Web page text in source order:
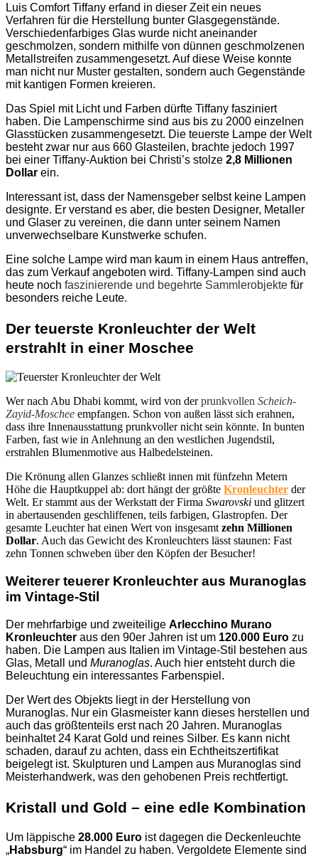
Luis Comfort Tiffany erfand in dieser Zeit ein neues
Verfahren für die Herstellung bunter Glasgegenstände.
Verschiedenfarbiges Glas wurde nicht aneinander
geschmolzen, sondern mithilfe von dünnen geschmolzenen
Metallstreifen zusammengesetzt. Auf diese Weise konnte
man nicht nur Muster gestalten, sondern auch Gegenstände
mit kantigen Formen kreieren.
Das Spiel mit Licht und Farben dürfte Tiffany fasziniert
haben. Die Lampenschirme sind aus bis zu 2000 einzelnen
Glasstücken zusammengesetzt. Die teuerste Lampe der Welt
besteht zwar nur aus 660 Glasteilen, brachte jedoch 1997
bei einer Tiffany-Auktion bei Christi’s stolze 2,8 Millionen
Dollar ein.
Interessant ist, dass der Namensgeber selbst keine Lampen
designte. Er verstand es aber, die besten Designer, Metaller
und Glaser zu vereinen, die dann unter seinem Namen
unverwechselbare Kunstwerke schufen.
Eine solche Lampe wird man kaum in einem Haus antreffen,
das zum Verkauf angeboten wird. Tiffany-Lampen sind auch
heute noch faszinierende und begehrte Sammlerobjekte für
besonders reiche Leute.
Der teuerste Kronleuchter der Welt
erstrahlt in einer Moschee
Wer nach Abu Dhabi kommt, wird von derprunkvollen Scheich-
Zayid-Moschee empfangen. Schon von außen lässt sich erahnen,
dass ihre Innenausstattung prunkvoller nicht sein könnte. In bunten
Farben, fast wie in Anlehnung an den westlichen Jugendstil,
erstrahlen Blumenmotive aus Halbedelsteinen.
Die Krönung allen Glanzes schließt innen mit fünfzehn Metern
Höhe die Hauptkuppel ab: dort hängt der größte Kronleuchter der
Welt. Er stammt aus der Werkstatt der Firma Swarovski und glitzert
in abertausenden geschliffenen, teils farbigen, Glastropfen. Der
gesamte Leuchter hat einen Wert von insgesamtzehn Millionen
Dollar. Auch das Gewicht des Kronleuchters lässt staunen: Fast
zehn Tonnen schweben über den Köpfen der Besucher!
Weiterer teuerer Kronleuchter aus Muranoglas
im Vintage-Stil
Der mehrfarbige und zweiteilige Arlecchino Murano
Kronleuchter aus den 90er Jahren ist um 120.000 Euro zu
haben. Die Lampen aus Italien im Vintage-Stil bestehen aus
Glas, Metall und Muranoglas. Auch hier entsteht durch die
Beleuchtung ein interessantes Farbenspiel.
Der Wert des Objekts liegt in der Herstellung von
Muranoglas. Nur ein Glasmeister kann dieses herstellen und
auch das größtenteils erst nach 20 Jahren. Muranoglas
beinhaltet 24 Karat Gold und reines Silber. Es kann nicht
schaden, darauf zu achten, dass ein Echtheitszertifikat
beigelegt ist. Skulpturen und Lampen aus Muranoglas sind
Meisterhandwerk, was den gehobenen Preis rechtfertigt.
Kristall und Gold – eine edle Kombination
Um läppische 28.000 Euro ist dagegen die Deckenleuchte
„Habsburg“ im Handel zu haben. Vergoldete Elemente sind